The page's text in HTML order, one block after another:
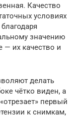
Качество
условиях
значению
их качество и
делать
чётко виден, а
первый
к снимкам,